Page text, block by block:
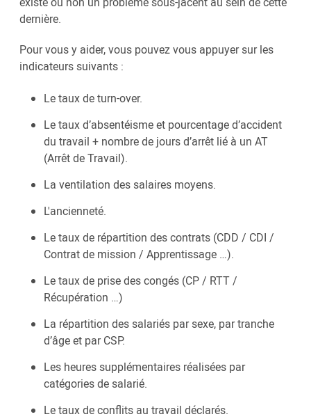
dernière.
Pour vous y aider, vous pouvez vous appuyer sur les
indicateurs suivants :
Le taux de turn-over.
Le taux d’absentéisme et pourcentage d’accident
du travail + nombre de jours d’arrêt lié à un AT
(Arrêt de Travail).
La ventilation des salaires moyens.
L'ancienneté.
Le taux de répartition des contrats (CDD / CDI /
Contrat de mission / Apprentissage …).
Le taux de prise des congés (CP / RTT /
Récupération …)
La répartition des salariés par sexe, par tranche
d’âge et par CSP.
Les heures supplémentaires réalisées par
catégories de salarié.
Le taux de conflits au travail déclarés.